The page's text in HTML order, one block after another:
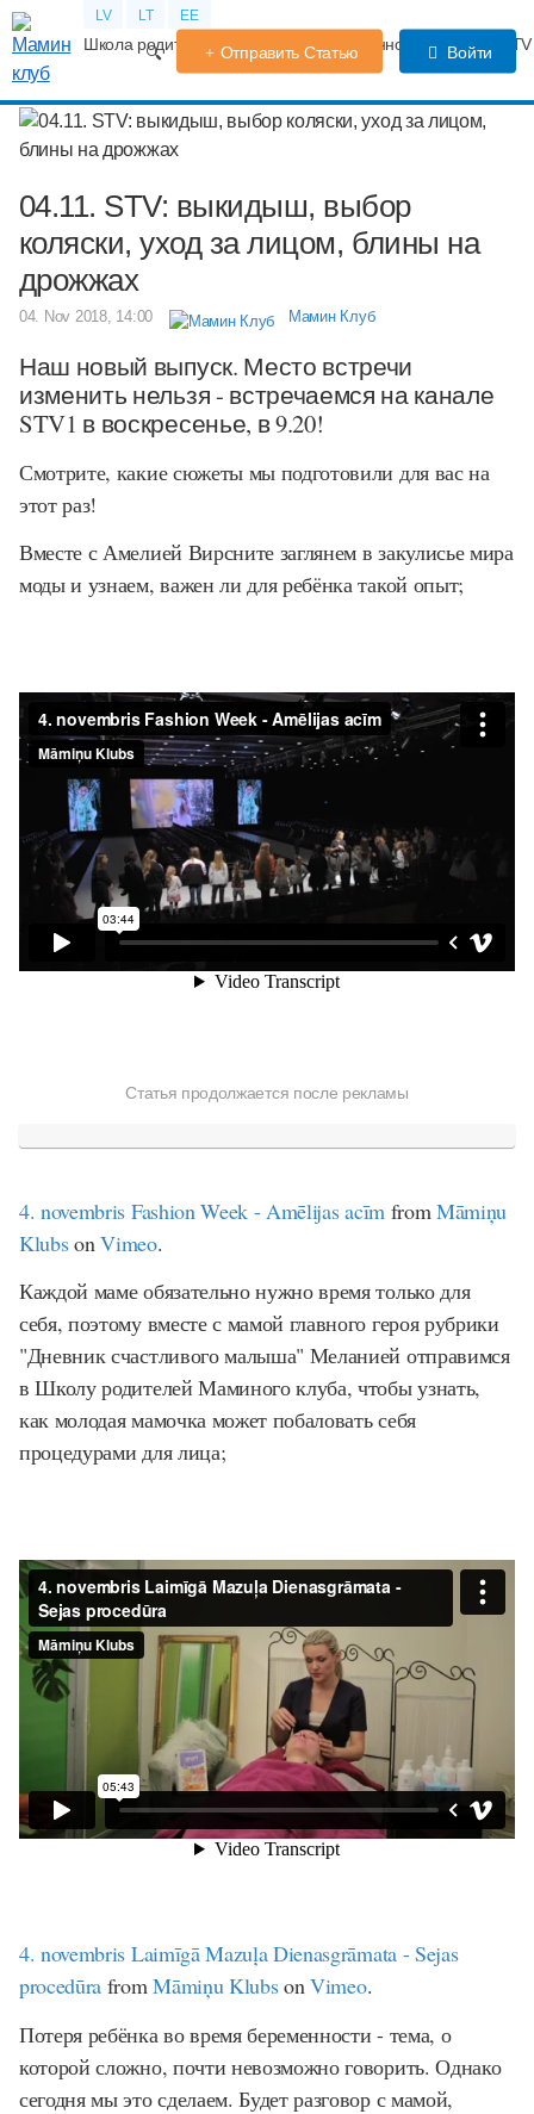
LV LT EE
Школа родителей Календарь беременности Форум
Отправить Статью Войти
04.11. STV: выкидыш, выбор
коляски, уход за лицом, блины на
дрожжах
04. Nov 2018, 14:00 Мамин Клуб
Наш новый выпуск. Место встречи
изменить нельзя - встречаемся на канале
STV1 в воскресенье, в 9.20!
Смотрите, какие сюжеты мы подготовили для вас на
этот раз!
Вместе с Амелией Вирсните заглянем в закулисье мира
моды и узнаем, важен ли для ребёнка такой опыт;
Статья продолжается после рекламы
4. novembris Fashion Week - Amēlijas acīm from Māmiņu
KlubsonVimeo.
Каждой маме обязательно нужно время только для
себя, поэтому вместе с мамой главного героя рубрики
"Дневник счастливого малыша" Меланией отправимся
в Школу родителей Маминого клуба, чтобы узнать,
как молодая мамочка может побаловать себя
процедурами для лица;
4. novembris Laimīgā Mazuļa Dienasgrāmata - Sejas
procedūra fromMāmiņu KlubsonVimeo.
Потеря ребёнка во время беременности - тема, о
которой сложно, почти невозможно говорить. Однако
сегодня мы это сделаем. Будет разговор с мамой,